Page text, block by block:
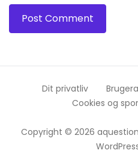
Copyright © 2026
Dit privatliv
Cookies og